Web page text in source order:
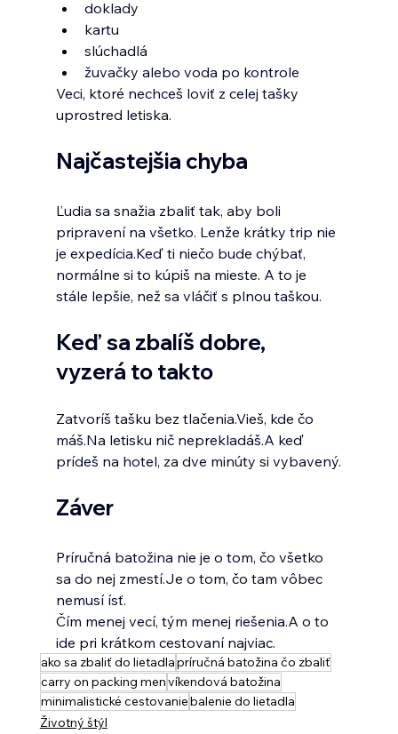
doklady
kartu
slúchadlá
žuvačky alebo voda po kontrole
Veci, ktoré nechceš loviť z celej tašky
uprostred letiska.
Najčastejšia chyba
Ľudia sa snažia zbaliť tak, aby boli
pripravení na všetko. Lenže krátky trip nie
je expedícia.Keď ti niečo bude chýbať,
normálne si to kúpiš na mieste. A to je
stále lepšie, než sa vláčiť s plnou taškou.
Keď sa zbalíš dobre,
vyzerá to takto
Zatvoríš tašku bez tlačenia.Vieš, kde čo
máš.Na letisku nič neprekladáš.A keď
prídeš na hotel, za dve minúty si vybavený.
Záver
Príručná batožina nie je o tom, čo všetko
sa do nej zmestí.Je o tom, čo tam vôbec
nemusí ísť.
Čím menej vecí, tým menej riešenia.A o to
ide pri krátkom cestovaní najviac.
ako sa zbaliť do lietadlapríručná batožina čo zbaliť
carry on packing menvíkendová batožina
minimalistické cestovaniebalenie do lietadla
Životný štýl